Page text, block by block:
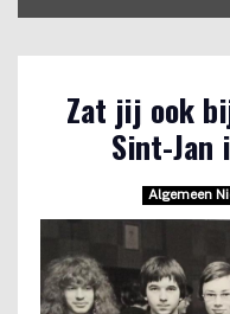
Zat jij ook
Sint-Jan
Algemeen